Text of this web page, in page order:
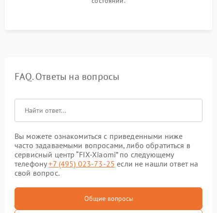
FAQ. Ответы на вопросы
Вы можете ознакомиться с приведенными ниже
часто задаваемыми вопросами, либо обратиться в
сервисный центр “FIX-Xiaomi” по следующему
телефону+7 (495) 023-73-25 если не нашли ответ на
свой вопрос.
Общие вопросы